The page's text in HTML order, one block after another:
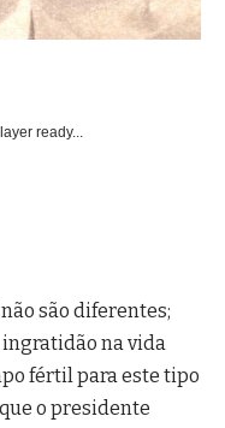
ready...
são diferentes;
ingratidão na vida
fértil para este tipo
o presidente